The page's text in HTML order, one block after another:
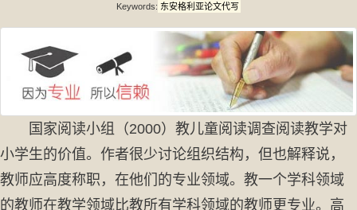
Keywords: 东安格利亚论文代写
国家阅读小组（2000）教儿童阅读调查阅读教学对
小学生的价值。作者很少讨论组织结构，但也解释说，
教师应高度称职，在他们的专业领域。教一个学科领域
的教师在教学领域比教所有学科领域的教师更专业。高